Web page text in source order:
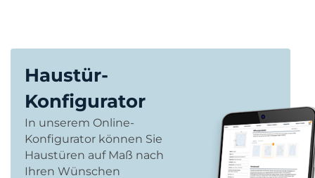
Haustür-
Konfigurator
In unserem Online-
Konfigurator können Sie
Haustüren auf Maß nach
Ihren Wünschen